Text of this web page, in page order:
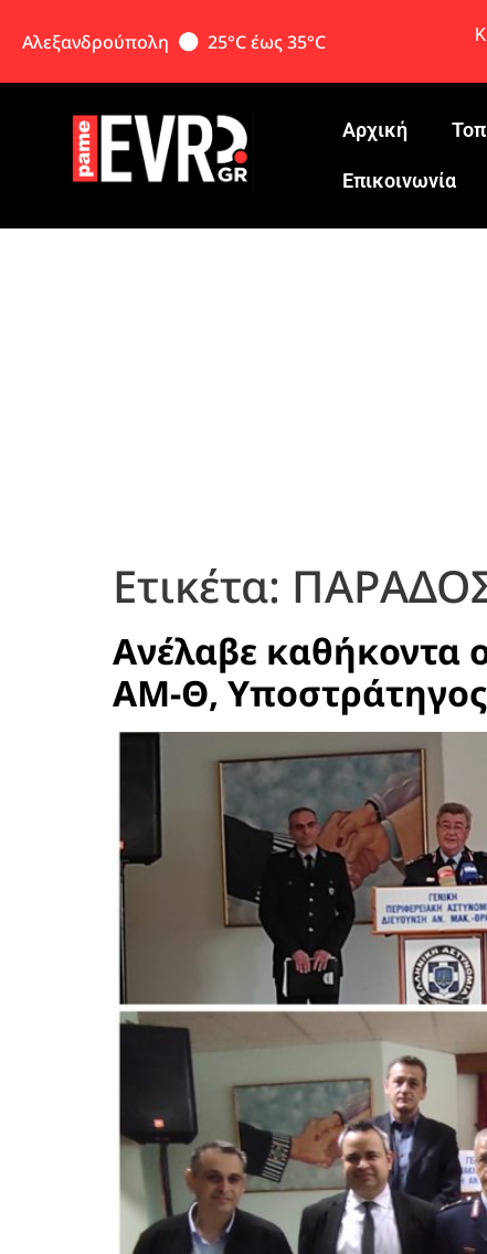
Αλεξανδρούπολη 25°C έως 35°C
Αρχική
Eπικοινωνία
Ετικέτα:
Ανέλαβε καθήκοντα
ΑΜ-Θ,